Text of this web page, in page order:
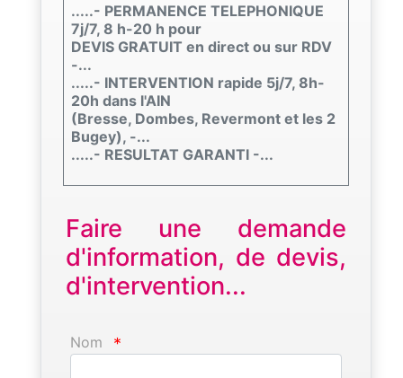
.....- PERMANENCE TELEPHONIQUE
7j/7, 8 h-20 h pour
DEVIS GRATUIT en direct ou sur RDV
-...
.....- INTERVENTION rapide 5j/7, 8h-
20h dans l'AIN
(Bresse, Dombes, Revermont et les 2
Bugey), -...
.....- RESULTAT GARANTI -...
Faire une demande
d'information, de devis,
d'intervention...
Nom *